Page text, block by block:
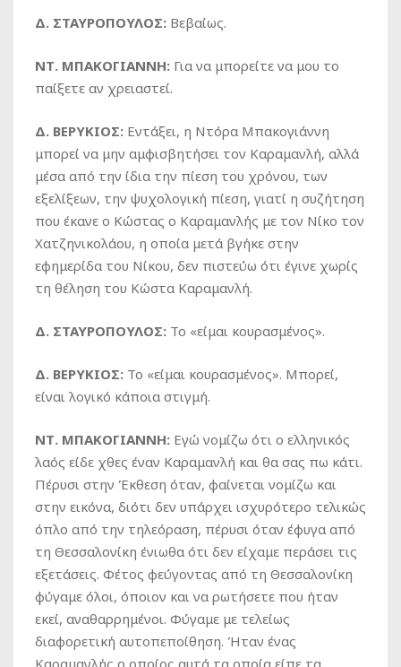
Δ. ΣΤΑΥΡΟΠΟΥΛΟΣ: Βεβαίως.
ΝΤ. ΜΠΑΚΟΓΙΑΝΝΗ: Για να μπορείτε να μου το
παίξετε αν χρειαστεί.
Δ. ΒΕΡΥΚΙΟΣ: Εντάξει, η Ντόρα Μπακογιάννη
μπορεί να μην αμφισβητήσει τον Καραμανλή, αλλά
μέσα από την ίδια την πίεση του χρόνου, των
εξελίξεων, την ψυχολογική πίεση, γιατί η συζήτηση
που έκανε ο Κώστας ο Καραμανλής με τον Νίκο τον
Χατζηνικολάου, η οποία μετά βγήκε στην
εφημερίδα του Νίκου, δεν πιστεύω ότι έγινε χωρίς
τη θέληση του Κώστα Καραμανλή.
Δ. ΣΤΑΥΡΟΠΟΥΛΟΣ: Το «είμαι κουρασμένος».
Δ. ΒΕΡΥΚΙΟΣ: Το «είμαι κουρασμένος». Μπορεί,
είναι λογικό κάποια στιγμή.
ΝΤ. ΜΠΑΚΟΓΙΑΝΝΗ: Εγώ νομίζω ότι ο ελληνικός
λαός είδε χθες έναν Καραμανλή και θα σας πω κάτι.
Πέρυσι στην Έκθεση όταν, φαίνεται νομίζω και
στην εικόνα, διότι δεν υπάρχει ισχυρότερο τελικώς
όπλο από την τηλεόραση, πέρυσι όταν έφυγα από
τη Θεσσαλονίκη ένιωθα ότι δεν είχαμε περάσει τις
εξετάσεις. Φέτος φεύγοντας από τη Θεσσαλονίκη
φύγαμε όλοι, όποιον και να ρωτήσετε που ήταν
εκεί, αναθαρρημένοι. Φύγαμε με τελείως
διαφορετική αυτοπεποίθηση. Ήταν ένας